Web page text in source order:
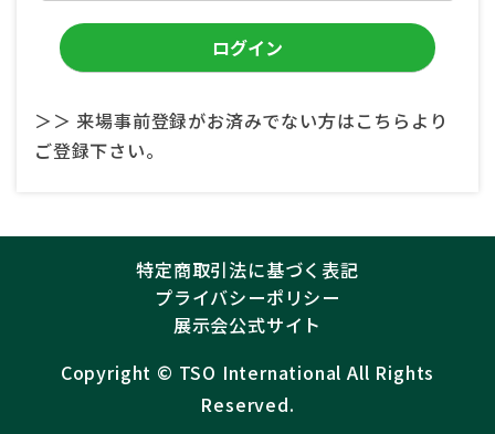
＞＞ 来場事前登録がお済みでない方はこちらより
ご登録下さい。
特定商取引法に基づく表記
プライバシーポリシー
展示会公式サイト
Copyright ©︎ TSO International All Rights
Reserved.